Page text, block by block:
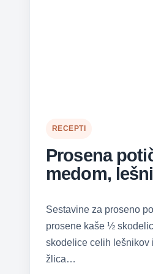
RECEPTI
Prosena
medom,
Sestavine za proseno
prosene kaše ½
skodelice celih lešnikov
žlica…